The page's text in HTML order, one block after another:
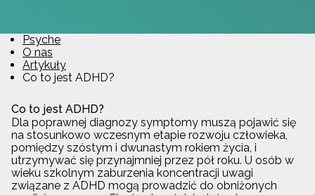
Psyche
O nas
Artykuły
Co to jest ADHD?
Co to jest ADHD?
Dla poprawnej diagnozy symptomy muszą pojawić się
na stosunkowo wczesnym etapie rozwoju człowieka,
pomiędzy szóstym i dwunastym rokiem życia, i
utrzymywać się przynajmniej przez pół roku. U osób w
wieku szkolnym zaburzenia koncentracji uwagi
związane z ADHD mogą prowadzić do obniżonych